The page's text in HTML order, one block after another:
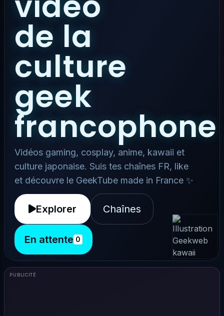
de la
culture
geek
francophone
Vidéos gaming, cosplay, anime, kawaii et
culture japonaise. Suis tes chaînes FR, like
et découvre le GeekTube made in France ✨
Explorer Chaînes
En attente 0
PUBLICITÉ